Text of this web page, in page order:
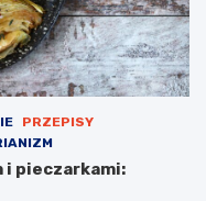
PRZEPISY
i pieczarkami: